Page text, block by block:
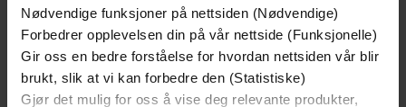
Nødvendige funksjoner på nettsiden (Nødvendige)
Forbedrer opplevelsen din på vår nettside (Funksjonelle)
Gir oss en bedre forståelse for hvordan nettsiden vår blir
brukt, slik at vi kan forbedre den (Statistiske)
Gjør det mulig for oss å vise deg relevante produkter,